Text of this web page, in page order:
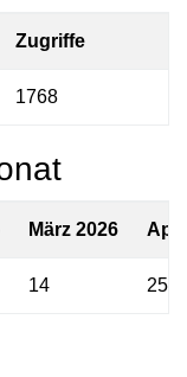
Zugriffe
1768
März 2026
14 25